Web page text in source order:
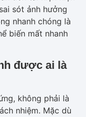
sót ảnh hưởng
nhanh chóng là
biến mất nhanh
được ai là
không phải là
nhiệm. Mặc dù